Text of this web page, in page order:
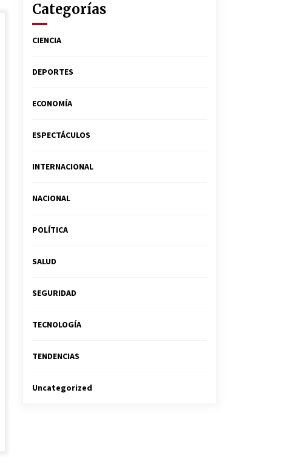
Categorías
CIENCIA
DEPORTES
ECONOMÍA
ESPECTÁCULOS
INTERNACIONAL
NACIONAL
POLÍTICA
SALUD
SEGURIDAD
TECNOLOGÍA
TENDENCIAS
Uncategorized